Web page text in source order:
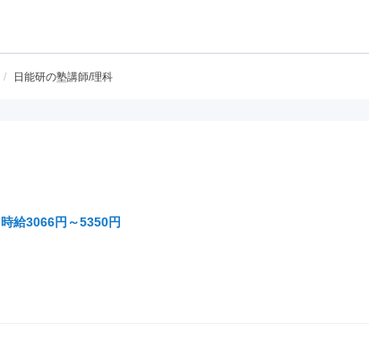
/ 日能研の塾講師/理科
時給3066円～5350円